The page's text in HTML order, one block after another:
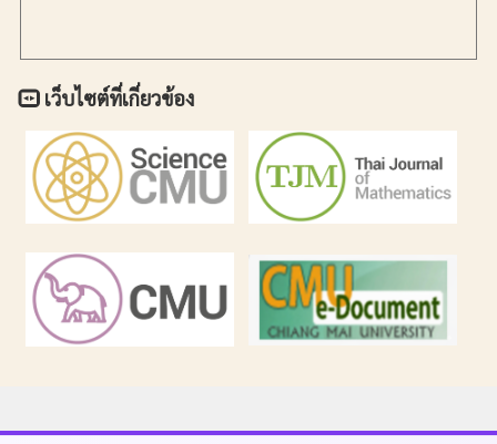
เว็บไซต์ที่เกี่ยวข้อง